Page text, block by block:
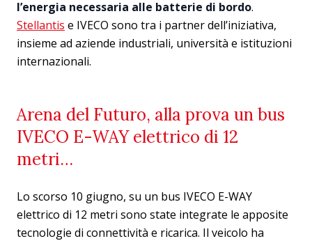
l’energia necessaria alle batterie di bordo.
Stellantis e IVECO sono tra i partner dell’iniziativa,
insieme ad aziende industriali, università e istituzioni
internazionali.
Arena del Futuro, alla prova un bus
IVECO E-WAY elettrico di 12
metri…
Lo scorso 10 giugno, su un bus IVECO E-WAY
elettrico di 12 metri sono state integrate le apposite
tecnologie di connettività e ricarica. Il veicolo ha